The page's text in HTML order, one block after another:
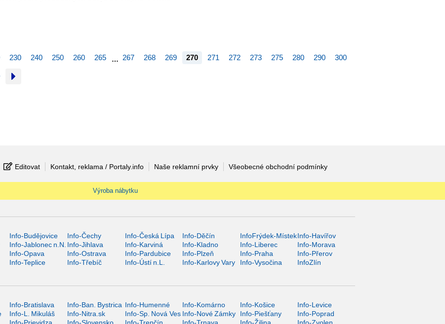
230 240 250 260 265 … 267 268 269 270 271 272 273 275 280 290 300
Editovat Kontakt, reklama / Portaly.info Naše reklamní prvky Všeobecné obchodní podmínky
Výroba nábytku
Info-Budějovice Info-Čechy Info-Česká Lípa Info-Děčín InfoFrýdek-MístekInfo-Havířov
Info-Jablonec n.N. Info-Jihlava Info-Karviná Info-Kladno Info-Liberec
Info-Morava
Info-Opava Info-Ostrava Info-Pardubice Info-Plzeň Info-Praha
Info-Přerov
Info-Teplice Info-Třebíč Info-Ústí n.L. Info-Karlovy Vary Info-Vysočina InfoZlín
Info-Bratislava Info-Ban. Bystrica Info-Humenné Info-Komárno Info-Košice
Info-Levice
Info-L. Mikuláš Info-Nitra.sk Info-Sp. Nová Ves Info-Nové Zámky Info-Piešťany
Info-Poprad